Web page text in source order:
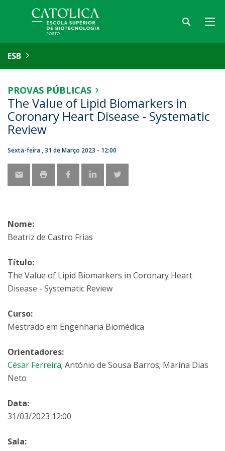
ESB
PROVAS PÚBLICAS
The Value of Lipid Biomarkers in
Coronary Heart Disease - Systematic
Review
Sexta-feira , 31 de Março 2023 - 12:00
Nome:
Beatriz de Castro Frias
Título:
The Value of Lipid Biomarkers in Coronary Heart
Disease - Systematic Review
Curso:
Mestrado em Engenharia Biomédica
Orientadores:
César Ferreira; António de Sousa Barros; Marina Dias
Neto
Data:
31/03/2023 12:00
Sala: